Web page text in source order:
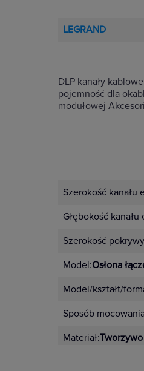
LEGRAND
DLP kanały
pojemność dla
modułowej
Szerokość kanału
Głębokość
Szerokość
Model:Osłona
Model/kształt/
Sposób
Materiał: